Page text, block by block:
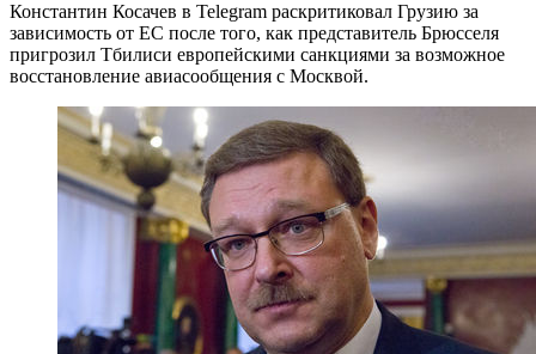
Константин Косачев в Telegram раскритиковал Грузию за
зависимость от ЕС после того, как представитель Брюсселя
пригрозил Тбилиси европейскими санкциями за возможное
восстановление авиасообщения с Москвой.